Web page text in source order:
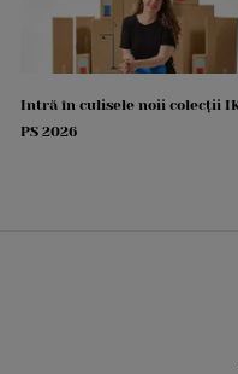
Intră în culisele noii colecții
PS 2026